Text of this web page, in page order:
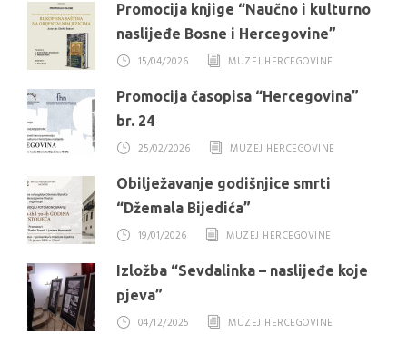
Promocija knjige “Naučno i kulturno
naslijeđe Bosne i Hercegovine”
15/04/2026
MUZEJ HERCEGOVINE
Promocija časopisa “Hercegovina”
br. 24
25/02/2026
MUZEJ HERCEGOVINE
Obilježavanje godišnjice smrti
“Džemala Bijedića”
19/01/2026
MUZEJ HERCEGOVINE
Izložba “Sevdalinka – naslijeđe koje
pjeva”
04/12/2025
MUZEJ HERCEGOVINE